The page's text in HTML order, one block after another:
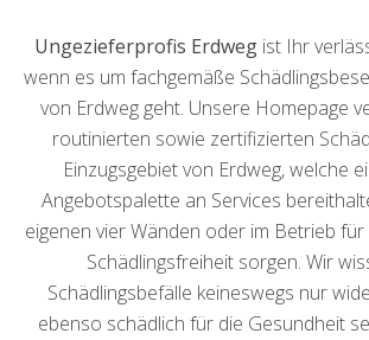
Ungezieferprofis Erdwegist Ihr
wenn es um fachgemäße
von Erdweg geht. Unsere Homepage
routinierten sowie zertifizierten
Einzugsgebiet von Erdweg, welche
Angebotspalette an Services
eigenen vier Wänden oder im Betrieb
Schädlingsfreiheit sorgen. Wir
Schädlingsbefälle keineswegs nur
ebenso schädlich für die Gesundheit